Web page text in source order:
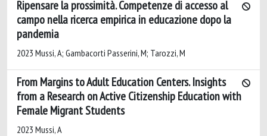
Ripensare la prossimità. Competenze di accesso al
campo nella ricerca empirica in educazione dopo la
pandemia
2023 Mussi, A; Gambacorti Passerini, M; Tarozzi, M
From Margins to Adult Education Centers. Insights
from a Research on Active Citizenship Education with
Female Migrant Students
2023 Mussi, A